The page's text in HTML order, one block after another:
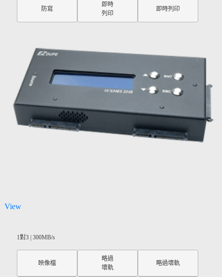
防寫
即時
列印
即時列印
View
1對3 | 300MB/s
映像檔
略過
壞軌
略過壞軌